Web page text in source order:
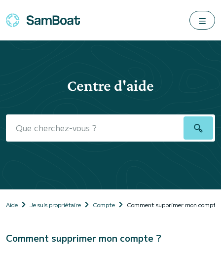
Centre d'aide
Aide Je suis propriétaire Compte Comment supprimer mon compte
Comment supprimer mon compte ?